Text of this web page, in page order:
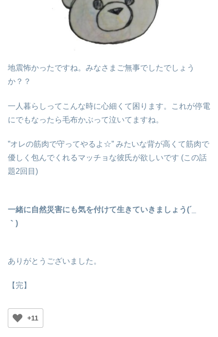
地震怖かったですね。みなさまご無事でしたでしょう
か？？
一人暮らしってこんな時に心細くて困ります。これが停電
にでもなったら毛布かぶって泣いてますね。
”オレの筋肉で守ってやるよ☆” みたいな背が高くて筋肉で
優しく包んでくれるマッチョな彼氏が欲しいです (この話
題2回目)
一緒に自然災害にも気を付けて生きていきましょう(´_ゝ
｀)
ありがとうございました。
【完】
+11